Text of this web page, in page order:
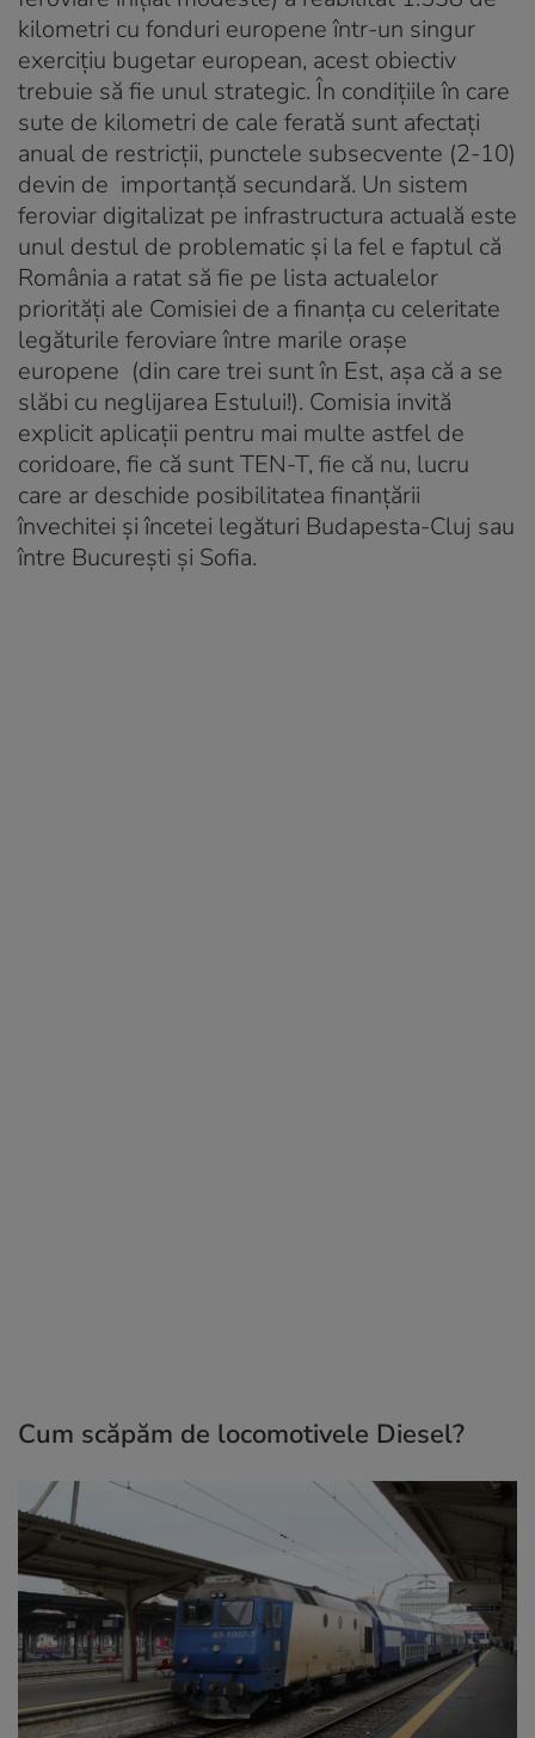
kilometri cu fonduri europene într-un singur
exercițiu bugetar european, acest obiectiv
trebuie să fie unul strategic. În condițiile în care
sute de kilometri de cale ferată sunt afectați
anual de restricții, punctele subsecvente (2-10)
devin de importanță secundară. Un sistem
feroviar digitalizat pe infrastructura actuală este
unul destul de problematic și la fel e faptul că
România a ratat să fie pe lista actualelor
priorități ale Comisiei de a finanța cu celeritate
legăturile feroviare între marile orașe
europene (din care trei sunt în Est, așa că a se
slăbi cu neglijarea Estului!). Comisia invită
explicit aplicații pentru mai multe astfel de
coridoare, fie că sunt TEN-T, fie că nu, lucru
care ar deschide posibilitatea finanțării
învechitei și încetei legături Budapesta-Cluj sau
între București și Sofia.
Cum scăpăm de locomotivele Diesel?